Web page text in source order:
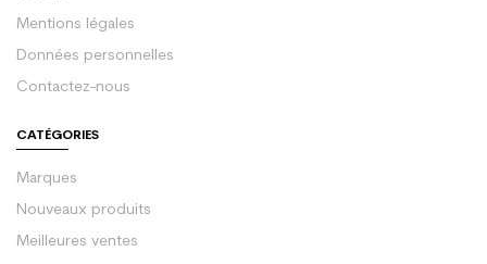
Mentions légales
Données personnelles
Contactez-nous
CATÉGORIES
Marques
Nouveaux produits
Meilleures ventes